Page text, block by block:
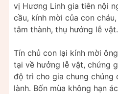
vị Hương Linh gia tiên nội
cầu, kính mời của con
tâm thành, thụ hưởng lễ vật.
Tín chủ con lại kính mời
tại về hưởng lễ vật, chứng
độ trì cho gia chung chúng
lành. Bốn mùa không hạn